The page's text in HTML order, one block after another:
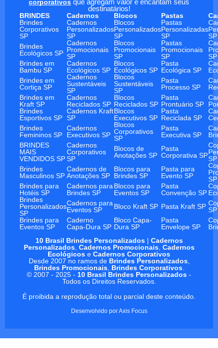
corporativos que agregam valor e encantam seus
destinatários!
BRINDES
Cadernos Blocos Pastas
Brindes
Corporativos
SP
Cadernos
Personalizados
SP
Blocos
Personalizados
SP
Pastas
Personalizadas
SP
SP
Brindes
Ecológicos SP
Cadernos
Promocionais
SP
Blocos
Promocionais
SP
Pastas
Promocionais
SP
SP
Brindes em
Bambu SP
Cadernos
Ecológicos SP
Blocos
Ecológicos SP
Pasta
Ecológica SP
Brindes em
Cortiça SP
Cadernos
Sustentáveis
SP
Blocos
Sustentáveis
SP
Pasta
Processo SP
Brindes em
Kraft SP
Cadernos
Reciclados SP
Blocos
Reciclados SP
Pasta
Prontuário SP
Brindes
Esportivos SP
Cadernos Kraft
SP
Blocos
Executivos SP
Pasta
Reciclada SP
Brindes
Femininos SP
Cadernos
Executivos SP
Blocos
Corporativos
SP
Pasta
Executiva SP
BRINDES
MAIS
VENDIDOS SP
Cadernos
Corporativos
SP
Blocos de
Anotações SP
Pasta
Corporativa SPSP
Brindes
Masculinos SP
Cadernos de
Anotações SP
Blocos para
Brindes SP
Pasta para
Evento SP
SP
Brindes para
Hotéis SP
Cadernos para
Brindes SP
Blocos para
Eventos SP
Pasta
Convenção SP
Brindes
Personalizados
SP
Cadernos para
Eventos SP
Bloco Kraft SP Pasta Kraft SP SP
Brindes para
Eventos SP
Caderno
Capa-Dura SP
Bloco Capa-
Dura SP
Pasta
Envelope SP
10 Brasil Brindes Personalizados| Cadernos
Personalizados, Cadernos Promocionais, Cadernos
Ecológicos e Cadernos Corporativos
Desde 2007 no ramos de Brindes Personalizados,
Brindes Promocionais, Brindes Corporativos.
© 2007 - 2025 - 10 Brasil Brindes Personalizados -
Todos os Direitos Reservados.
É proibida a reprodução total ou parcial deste conteúdo.
Desenvolvido porAxis Focus